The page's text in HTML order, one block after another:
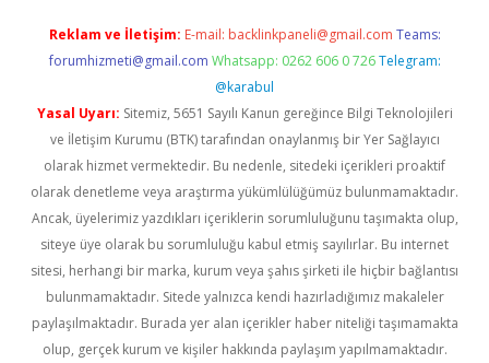
Reklam ve İletişim: E-mail: backlinkpaneli@gmail.com Teams:
forumhizmeti@gmail.com Whatsapp: 0262 606 0 726 Telegram:
@karabul
Yasal Uyarı: Sitemiz, 5651 Sayılı Kanun gereğince Bilgi Teknolojileri
ve İletişim Kurumu (BTK) tarafından onaylanmış bir Yer Sağlayıcı
olarak hizmet vermektedir. Bu nedenle, sitedeki içerikleri proaktif
olarak denetleme veya araştırma yükümlülüğümüz bulunmamaktadır.
Ancak, üyelerimiz yazdıkları içeriklerin sorumluluğunu taşımakta olup,
siteye üye olarak bu sorumluluğu kabul etmiş sayılırlar. Bu internet
sitesi, herhangi bir marka, kurum veya şahıs şirketi ile hiçbir bağlantısı
bulunmamaktadır. Sitede yalnızca kendi hazırladığımız makaleler
paylaşılmaktadır. Burada yer alan içerikler haber niteliği taşımamakta
olup, gerçek kurum ve kişiler hakkında paylaşım yapılmamaktadır.